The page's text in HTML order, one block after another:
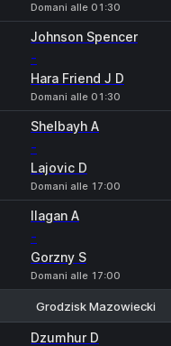
Domani alle 01:30
Johnson Spencer
-
Hara Friend J D
Domani alle 01:30
Shelbayh A
-
Lajovic D
Domani alle 17:00
Ilagan A
-
Gorzny S
Domani alle 17:00
Grodzisk Mazowiecki
Dzumhur D